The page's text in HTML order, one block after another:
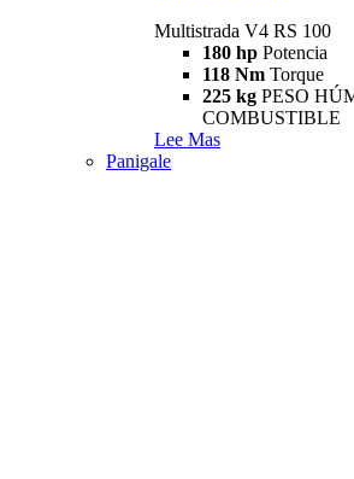
Multistrada V4 RS 100
180 hp Potencia
118 Nm Torque
225 kg PESO
COMBUSTIBLE
Lee Mas
Panigale